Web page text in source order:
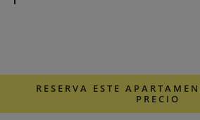
RESERVA ESTE
PRECIO